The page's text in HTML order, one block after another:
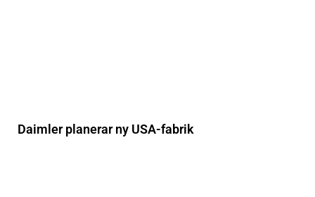
Daimler planerar ny USA-fabrik